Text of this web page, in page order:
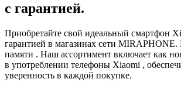
с гарантией.
Приобретайте свой идеальный смартфон
гарантией в магазинах сети MIRAPHONE.
памяти . Наш ассортимент включает как
в употреблении телефоны Xiaomi ,
уверенность в каждой покупке.